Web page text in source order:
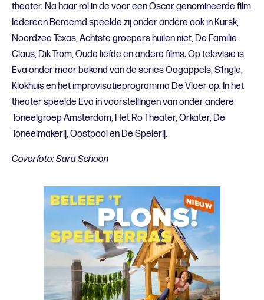
theater. Na haar rol in de voor een Oscar genomineerde film
Iedereen Beroemd speelde zij onder andere ook in Kursk,
Noordzee Texas, Achtste groepers huilen niet, De Familie
Claus, Dik Trom, Oude liefde en andere films. Op televisie is
Eva onder meer bekend van de series Oogappels, S1ngle,
Klokhuis en het improvisatieprogramma De Vloer op. In het
theater speelde Eva in voorstellingen van onder andere
Toneelgroep Amsterdam, Het Ro Theater, Orkater, De
Toneelmakerij, Oostpool en De Spelerij.
Coverfoto: Sara Schoon